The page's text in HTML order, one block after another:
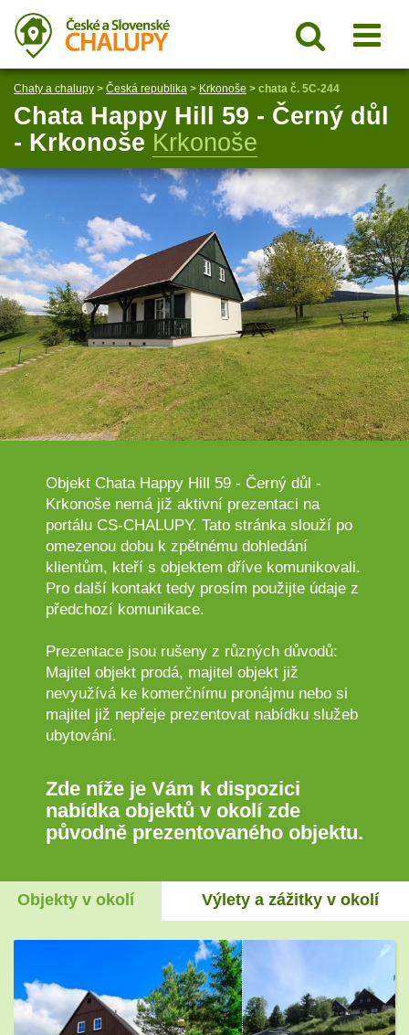
Chaty a chalupy > Česká republika > Krkonoše > chata č. 5C-244
Chata Happy Hill 59 - Černý důl
- Krkonoše Krkonoše
Objekt Chata Happy Hill 59 - Černý důl -
Krkonoše nemá již aktivní prezentaci na
portálu CS-CHALUPY. Tato stránka slouží po
omezenou dobu k zpětnému dohledání
klientům, kteří s objektem dříve komunikovali.
Pro další kontakt tedy prosím použijte údaje z
předchozí komunikace.
Prezentace jsou rušeny z různých důvodů:
Majitel objekt prodá, majitel objekt již
nevyužívá ke komerčnímu pronájmu nebo si
majitel již nepřeje prezentovat nabídku služeb
ubytování.
Zde níže je Vám k dispozici
nabídka objektů v okolí zde
původně prezentovaného objektu.
Objekty v okolí Výlety a zážitky v okolí